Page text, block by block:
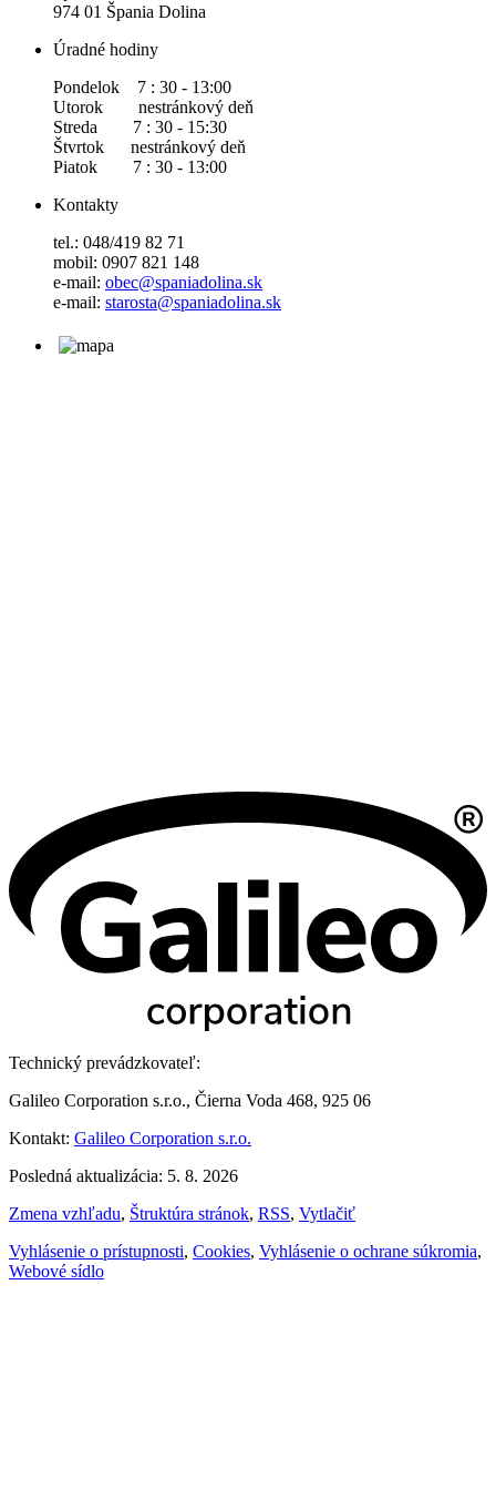
974 01 Špania Dolina
Úradné hodiny
Pondelok 7 : 30 - 13:00
Utorok nestránkový deň
Streda 7 : 30 - 15:30
Štvrtok nestránkový deň
Piatok 7 : 30 - 13:00
Kontakty
tel.: 048/419 82 71
mobil: 0907 821 148
e-mail: obec@spaniadolina.sk
e-mail: starosta@spaniadolina.sk
Technický prevádzkovateľ:
Galileo Corporation s.r.o., Čierna Voda 468, 925 06
Kontakt: Galileo Corporation s.r.o.
Posledná aktualizácia: 5. 8. 2026
Zmena vzhľadu, Štruktúra stránok, RSS, Vytlačiť
Vyhlásenie o prístupnosti, Cookies, Vyhlásenie o ochrane súkromia,
Webové sídlo